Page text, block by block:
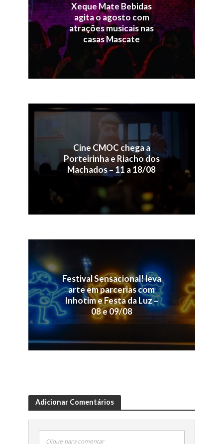
Xeque Mate Bebidas
agita o agosto com
atrações musicais nas
casas Mascate
Cine CMOC chega a
Porteirinha e Riacho dos
Machados – 11 a 18/08
Festival Sensacional! leva
arte em parcerias com
Inhotim e Festa da Luz –
08 e 09/08
Adicionar Comentários
Clique para comentar